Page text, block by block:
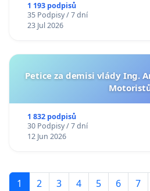
1 193 podpisů
35 Podpisy / 7 dní
23 Jul 2026
Petice za demisi vlády Ing.
1 832 podpisů
30 Podpisy / 7 dní
12 Jun 2026
1 2 3 4 5 6 7